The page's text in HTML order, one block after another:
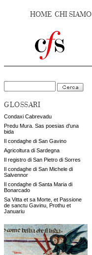
HOME CHI SIAMO
GLOSSARI
Condaxi Cabrevadu
Predu Mura. Sas poesias d'una
bida
Il condaghe di San Gavino
Agricoltura di Sardegna
Il registro di San Pietro di Sorres
Il condaghe di San Michele di
Salvennor
Il condaghe di Santa Maria di
Bonarcado
Sa Vitta et sa Morte, et Passione
de sanctu Gavinu, Prothu et
Januariu